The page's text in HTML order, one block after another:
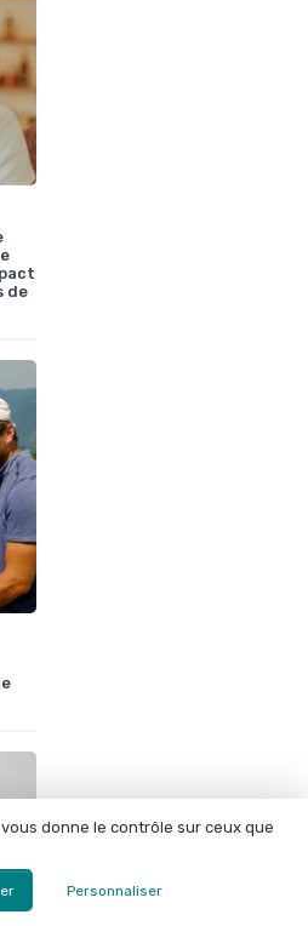
de
donne le contrôle sur ceux que
Personnaliser